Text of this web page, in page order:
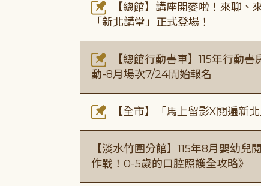
【總館】講座開麥啦！來聊、
「新北講堂」正式登場！
【總館行動書車】115年行動
動-8月場次7/24開始報名
【全市】「馬上留影X閱遍新
【淡水竹圍分館】115年8月嬰幼
作戰！0-5歲的口腔照護全攻略》